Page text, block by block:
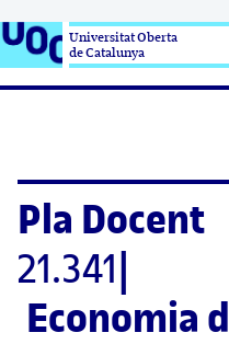
Universitat Oberta
de Catalunya
Pla Docent
21.341
Economia